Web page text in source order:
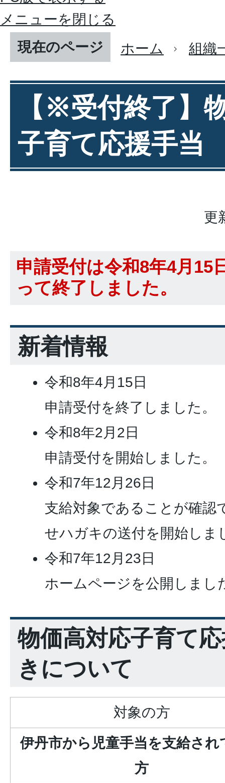
メニューを閉じる
現在のページ
ホーム 組織
【※受付終了】
子育て応援手当
更
申請受付は令和8年4月15
って終了しました。
新着情報
令和8年4月15日
申請受付を終了しました。
令和8年2月2日
申請受付を開始しました。
令和7年12月26日
支給対象であることが確認
せハガキの送付を開始しま
令和7年12月23日
ホームページを公開しまし
物価高対応子育て
きについて
対象の方
伊丹市から児童手当を支給され
方